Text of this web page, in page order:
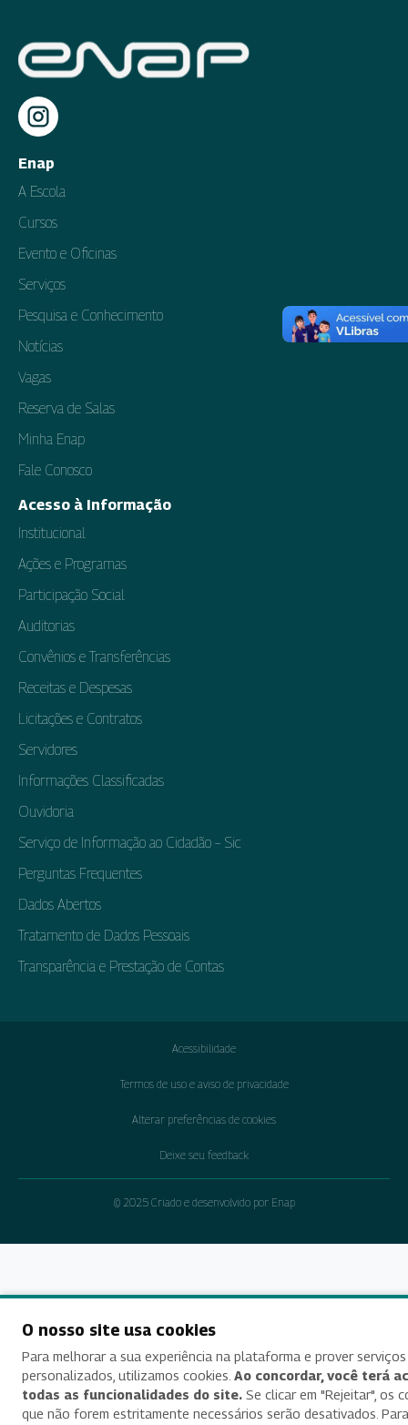
Enap
A Escola
Cursos
Evento e Oficinas
Serviços
Pesquisa e Conhecimento
Notícias
Vagas
Reserva de Salas
Minha Enap
Fale Conosco
Acesso à Informação
Institucional
Ações e Programas
Participação Social
Auditorias
Convênios e Transferências
Receitas e Despesas
Licitações e Contratos
Servidores
Informações Classificadas
Ouvidoria
Serviço de Informação ao Cidadão – Sic
Perguntas Frequentes
Dados Abertos
Tratamento de Dados Pessoais
Transparência e Prestação de Contas
Acessibilidade
Termos de uso e aviso de privacidade
Alterar preferências de cookies
Deixe seu feedback
© 2025 Criado e desenvolvido por Enap
O nosso site usa cookies
Para melhorar a sua experiência na plataforma e prover serviços
personalizados, utilizamos cookies. Ao concordar, você terá
todas as funcionalidades do site. Se clicar em "Rejeitar", os
que não forem estritamente necessários serão desativados. Para